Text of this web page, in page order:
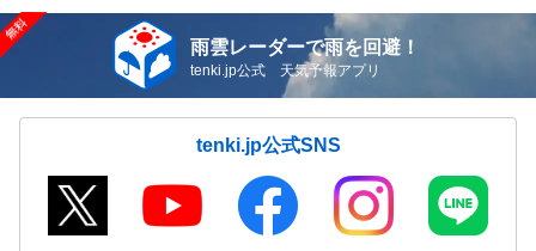
雨雲レーダーで雨を回避！
tenki.jp公式 天気予報アプリ
tenki.jp公式SNS